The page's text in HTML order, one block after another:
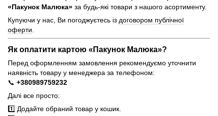
«Пакунок Малюка» за будь-які товари з нашого асортименту.
Купуючи у нас, Ви погоджуєтесь із договором публічної
оферти
Як оплатити картою «Пакунок Малюка»?
Перед оформленням замовлення рекомендуємо уточнити
наявність товару у менеджера за телефоном:
📞 +380989759232
Далі все просто:
1️⃣ Додайте обраний товар у кошик.